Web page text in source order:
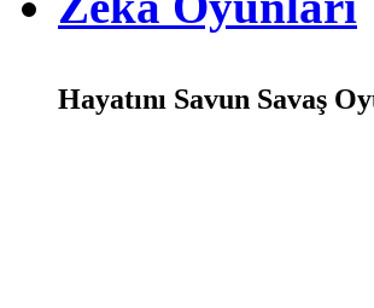
Hayatını Savun Savaş